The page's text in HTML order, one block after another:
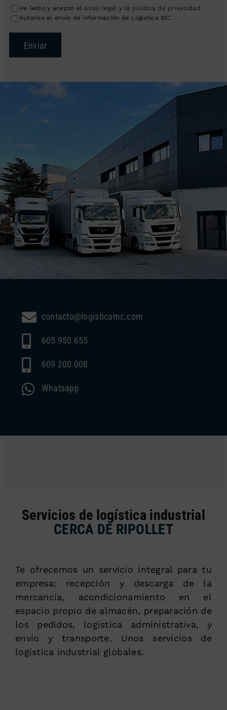
contacto@logisticamc.com
605 950 655
609 200 008
Whatsapp
He leído y acepto el aviso legal y la política de privacidad.
Autorizo el envío de información de Logística MC.
Enviar
Servicios de logística industrial
CERCA DE RIPOLLET
Te ofrecemos un servicio integral para tu
empresa: recepción y descarga de la
mercancía, acondicionamiento en el
espacio propio de almacén, preparación de
los pedidos, logística administrativa, y
envío y transporte. Unos servicios de
logística industrial globales.